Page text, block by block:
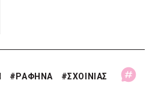
# ΡΑΦΗΝΑ #ΣΧΟΙΝΙΑΣ